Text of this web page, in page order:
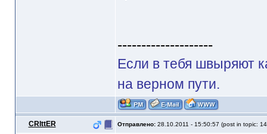
--------------------
Если в тебя швыряют
на верном пути.
CRIttER Отправлено: 28.10.2011 - 15:50:57 (post in topic: